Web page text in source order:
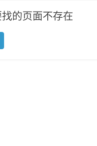
的页面不存在